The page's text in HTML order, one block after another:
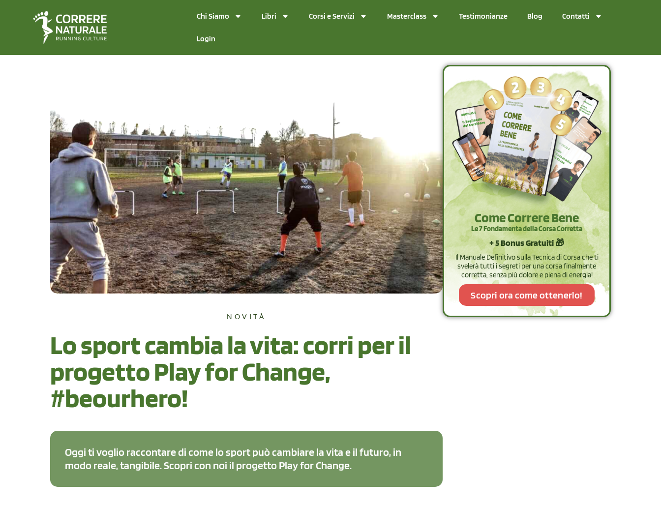
Chi Siamo Libri Corsi e Servizi Masterclass Testimonianze Blog Contatti
Login
NOVITÀ
Lo sport cambia la vita: corri per il
progetto Play for Change,
#beourhero!
Oggi ti voglio raccontare di come lo sport può cambiare la vita e il futuro, in
modo reale, tangibile. Scopri con noi il progetto Play for Change.
Come Correre Bene
Le 7 Fondamenta della Corsa Corretta
+ 5 Bonus Gratuiti 🎁
Il Manuale Definitivo sulla Tecnica di Corsa che ti
svelerà tutti i segreti per una corsa finalmente
corretta, senza più dolore e piena di energia!
Scopri ora come ottenerlo!